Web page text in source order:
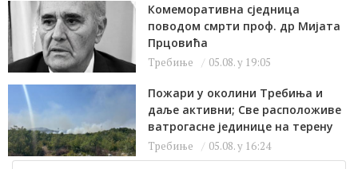
Комеморативна сједница
поводом смрти проф. др Мијата
Прцовића
Требиње 05.08. у 19:05
Пожари у околини Требиња и
даље активни; Све расположиве
ватрогасне јединице на терену
Требиње 05.08. у 16:24